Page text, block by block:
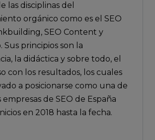
las disciplinas del
orgánico como es el SEO
SEO Content y
Sus principios son la
la didáctica y sobre todo, el
con los resultados, los cuales
a posicionarse como una de
empresas de SEO de España
en 2018 hasta la fecha.